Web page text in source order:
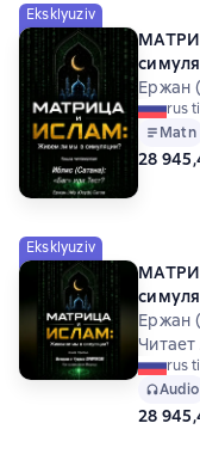
Eksklyuziv
МАТРИЦА и ИСЛАМ:
симуляции? Книга
Ержан
rus
Matn
28
Eksklyuziv
Ержан
rus
Audio
28